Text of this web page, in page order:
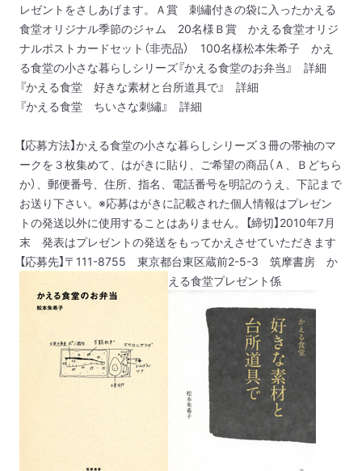
レゼントをさしあげます。 Ａ賞 刺繡付きの袋に入ったかえる
食堂オリジナル季節のジャム 20名様 Ｂ賞 かえる食堂オリジ
ナルポストカードセット（非売品） 100名様松本朱希子 かえ
る食堂の小さな暮らしシリーズ『かえる食堂のお弁当』 詳細
『かえる食堂 好きな素材と台所道具で』 詳細
『かえる食堂 ちいさな刺繡』 詳細
【応募方法】かえる食堂の小さな暮らしシリーズ３冊の帯袖のマ
ークを３枚集めて、はがきに貼り、ご希望の商品（Ａ、Ｂどちら
か）、郵便番号、住所、指名、電話番号を明記のうえ、下記まで
お送り下さい。 ※応募はがきに記載された個人情報はプレゼン
トの発送以外に使用することはありません。 【締切】2010年7月
末 発表はプレゼントの発送をもってかえさせていただきます
【応募先】〒111-8755 東京都台東区蔵前2-5-3 筑摩書房 か
える食堂プレゼント係